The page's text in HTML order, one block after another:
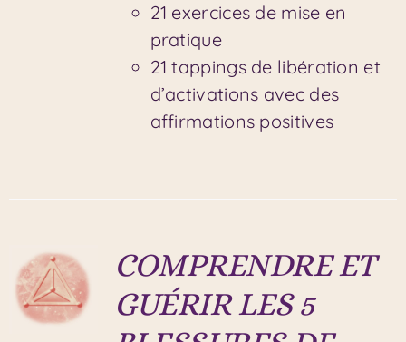
21 exercices de mise en
pratique
21 tappings de libération et
d’activations avec des
affirmations positives
COMPRENDRE ET
GUÉRIR LES 5